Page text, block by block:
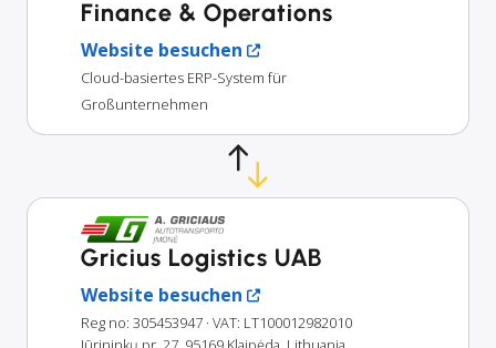
Finance & Operations
Website besuchen
Cloud-basiertes ERP-System für
Großunternehmen
Gricius Logistics UAB
Website besuchen
Reg no: 305453947 · VAT: LT100012982010